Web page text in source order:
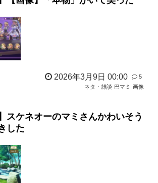
2026年3月9日 00:00
5
ネタ・雑談 巴マミ 画像
スケネオーのマミさんかわいそう
した